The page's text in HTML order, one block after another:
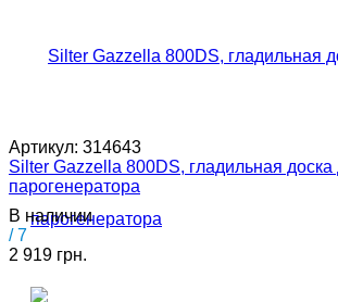
Артикул: 314643
Silter Gazzella 800DS, гладильная доска
парогенератора
В наличии
/ 7
2 919 грн.